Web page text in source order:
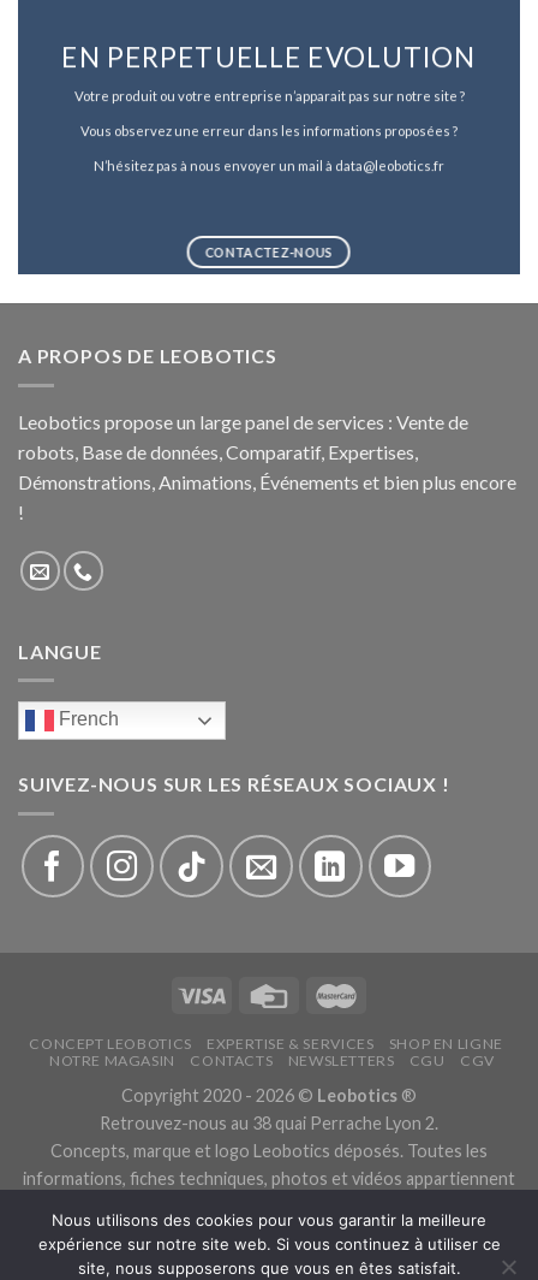
EN PERPETUELLE EVOLUTION
Votre produit ou votre entreprise n’apparait pas sur notre site ?
Vous observez une erreur dans les informations proposées ?
N’hésitez pas à nous envoyer un mail à data@leobotics.fr
CONTACTEZ-NOUS
A PROPOS DE LEOBOTICS
Leobotics propose un large panel de services : Vente de
robots, Base de données, Comparatif, Expertises,
Démonstrations, Animations, Événements et bien plus encore
!
LANGUE
French
SUIVEZ-NOUS SUR LES RÉSEAUX SOCIAUX !
CONCEPT LEOBOTICS EXPERTISE & SERVICES
SHOP EN LIGNE
NOTRE MAGASIN
CONTACTS NEWSLETTERS CGU CGV
Copyright 2020 - 2026 © Leobotics ®
Retrouvez-nous au 38 quai Perrache Lyon 2.
Concepts, marque et logo Leobotics déposés. Toutes les
informations, fiches techniques, photos et vidéos appartiennent
Les traductions sont automatiques, veuillez nous excuser pour
les traductions erronées.
Nous utilisons des cookies pour vous garantir la meilleure
expérience sur notre site web. Si vous continuez à utiliser ce
site, nous supposerons que vous en êtes satisfait.